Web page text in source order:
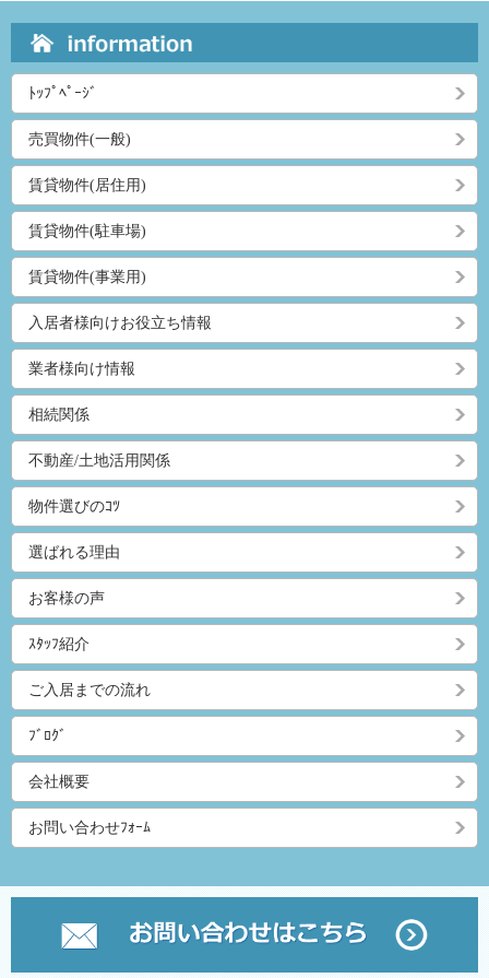
ﾄｯﾌﾟﾍﾟｰｼﾞ
売買物件(一般)
賃貸物件(居住用)
賃貸物件(駐車場)
賃貸物件(事業用)
入居者様向けお役立ち情報
業者様向け情報
相続関係
不動産/土地活用関係
物件選びのｺﾂ
選ばれる理由
お客様の声
ｽﾀｯﾌ紹介
ご入居までの流れ
ﾌﾞﾛｸﾞ
会社概要
お問い合わせﾌｫｰﾑ